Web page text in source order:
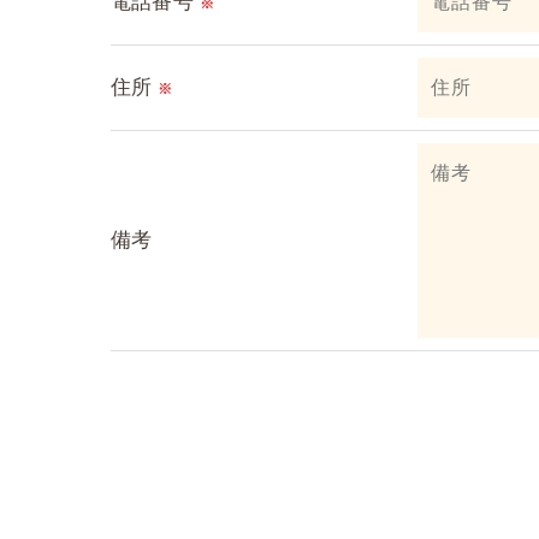
※
住所 ※
備考